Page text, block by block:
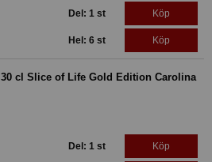
Del: 1 st Köp
Hel: 6 st Köp
cl Slice of Life Gold Edition Carolina
Del: 1 st Köp